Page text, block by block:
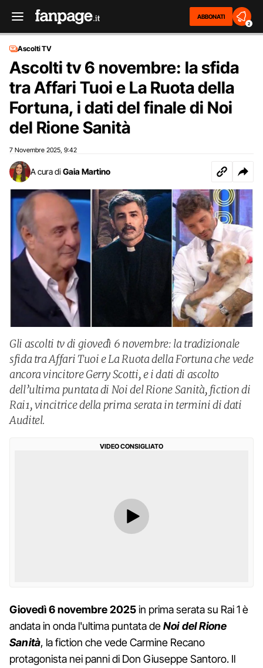
ABBONATI
2
Ascolti TV
Ascolti tv 6 novembre: la sfida
tra Affari Tuoi e La Ruota della
Fortuna, i dati del finale di Noi
del Rione Sanità
7 Novembre 2025 9:42
A cura di Gaia Martino
Gli ascolti tv di giovedì 6 novembre: la tradizionale
sfida tra Affari Tuoi e La Ruota della Fortuna che vede
ancora vincitore Gerry Scotti, e i dati di ascolto
dell’ultima puntata di Noi del Rione Sanità, fiction di
Rai1, vincitrice della prima serata in termini di dati
Auditel.
VIDEO CONSIGLIATO
Giovedì 6 novembre 2025in prima serata su Rai 1 è
andata in onda l'ultima puntata deNoi del Rione
Sanità, la fiction che vede Carmine Recano
protagonista nei panni di Don Giuseppe Santoro. Il